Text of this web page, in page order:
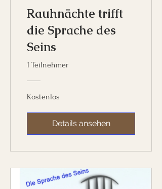
Rauhnächte trifft
die Sprache des
Seins
1 Teilnehmer
Kostenlos
Details ansehen